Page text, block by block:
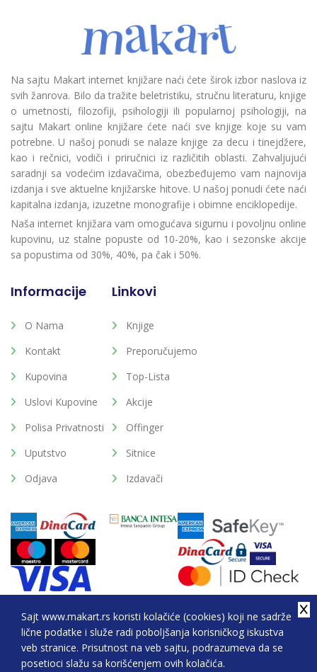
Sajt www.makart.rs koristi kolačiće (cookies) koji ne sadrže
lične podatke i služe radi poboljšanja korisničkog iskustva
veb stranice. Prisutnost na veb sajtu, podrazumeva da se
posetioci slažu sa korišćenjem ovih kolačića.
Na sajtu Makart internet knjižare naći ćete širok izbor naslova iz
svih žanrova. Bilo da tražite beletristiku, stručnu literaturu, knjige
o umetnosti, filozofiji, psihologiji ili popularnoj psihologiji, na
sajtu Makart online knjižare ćete naći sve knjige koje su vam
potrebne. U našoj ponudi se nalaze knjige za decu i tinejdžere,
kao i rečnici, vodiči i priručnici iz različitih oblasti. Zahvaljujući
saradnji sa vodećim izdavačima, obezbeđujemo vam najnovija
izdanja i sve aktuelne knjižarske hitove. U našoj ponudi ćete naći
kapitalna izdanja, izuzetne monografije i obimne enciklopedije.
Naša internet knjižara vam omogućava sigurnu i povoljnu online
kupovinu, uz stalne popuste od 10-20%, kao i sezonske akcije
sa popustima od 30%, 40%, pa čak i 50%.
Informacije
O Nama
Kontakt
Kupovina
Uslovi Kupovine
Polisa Privatnosti
Uputstvo
Odjava
Linkovi
Knjige
Preporučujemo
Top-Lista
Akcije
Offinger
Sitnice
Izdavači
2026. All Rights Reserved © Makart.rs - MAKART DOO
BEOGRAD (NOVI BEOGRAD), PIB: 105184104, MB: